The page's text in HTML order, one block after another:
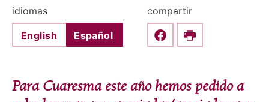
idiomas
English Español
compartir
Share this on Facebook
Print
Para Cuaresma este año hemos pedido a